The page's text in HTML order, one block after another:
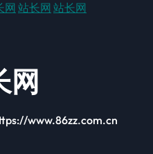
网 站长网 站长网
网
www.86zz.com.cn